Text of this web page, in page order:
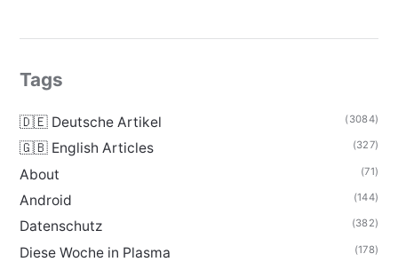
Tags
🇩🇪 Deutsche Artikel (3084)
🇬🇧 English Articles (327)
About (71)
Android (144)
Datenschutz (382)
Diese Woche in Plasma (178)